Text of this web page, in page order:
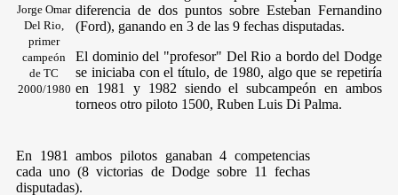
Jorge Omar
Del Rio,
primer
campeón
de TC
2000/1980
diferencia de dos puntos sobre Esteban Fernandino
(Ford), ganando en 3 de las 9 fechas disputadas.
El dominio del "profesor" Del Rio a bordo del Dodge
se iniciaba con el título, de 1980, algo que se repetiría
en 1981 y 1982 siendo el subcampeón en ambos
torneos otro piloto 1500, Ruben Luis Di Palma.
En 1981 ambos pilotos ganaban 4 competencias
cada uno (8 victorias de Dodge sobre 11 fechas
disputadas).